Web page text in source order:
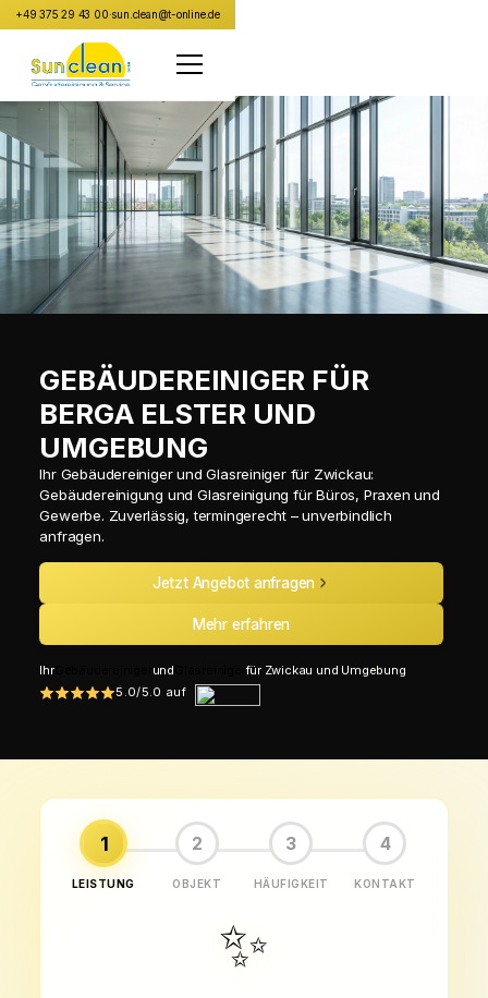
+49 375 29 43 00·sun.clean@t-online.de
GEBÄUDEREINIGER FÜR
BERGA ELSTER UND
UMGEBUNG
Ihr Gebäudereiniger und Glasreiniger für Zwickau:
Gebäudereinigung und Glasreinigung für Büros, Praxen und
Gewerbe. Zuverlässig, termingerecht – unverbindlich
anfragen.
Jetzt Angebot anfragen
Mehr erfahren
IhrGebäudereiniger und Glasreinigerfür Zwickau und Umgebung
5.0/5.0 auf
1
LEISTUNG
2
OBJEKT
3
HÄUFIGKEIT
4
KONTAKT
✨